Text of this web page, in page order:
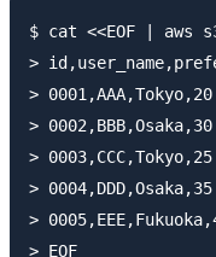
$ cat <<EOF | aws
>
> 0001,AAA,Tokyo,20
> 0002,BBB,Osaka,30
> 0003,CCC,Tokyo,25
> 0004,DDD,Osaka,35
>